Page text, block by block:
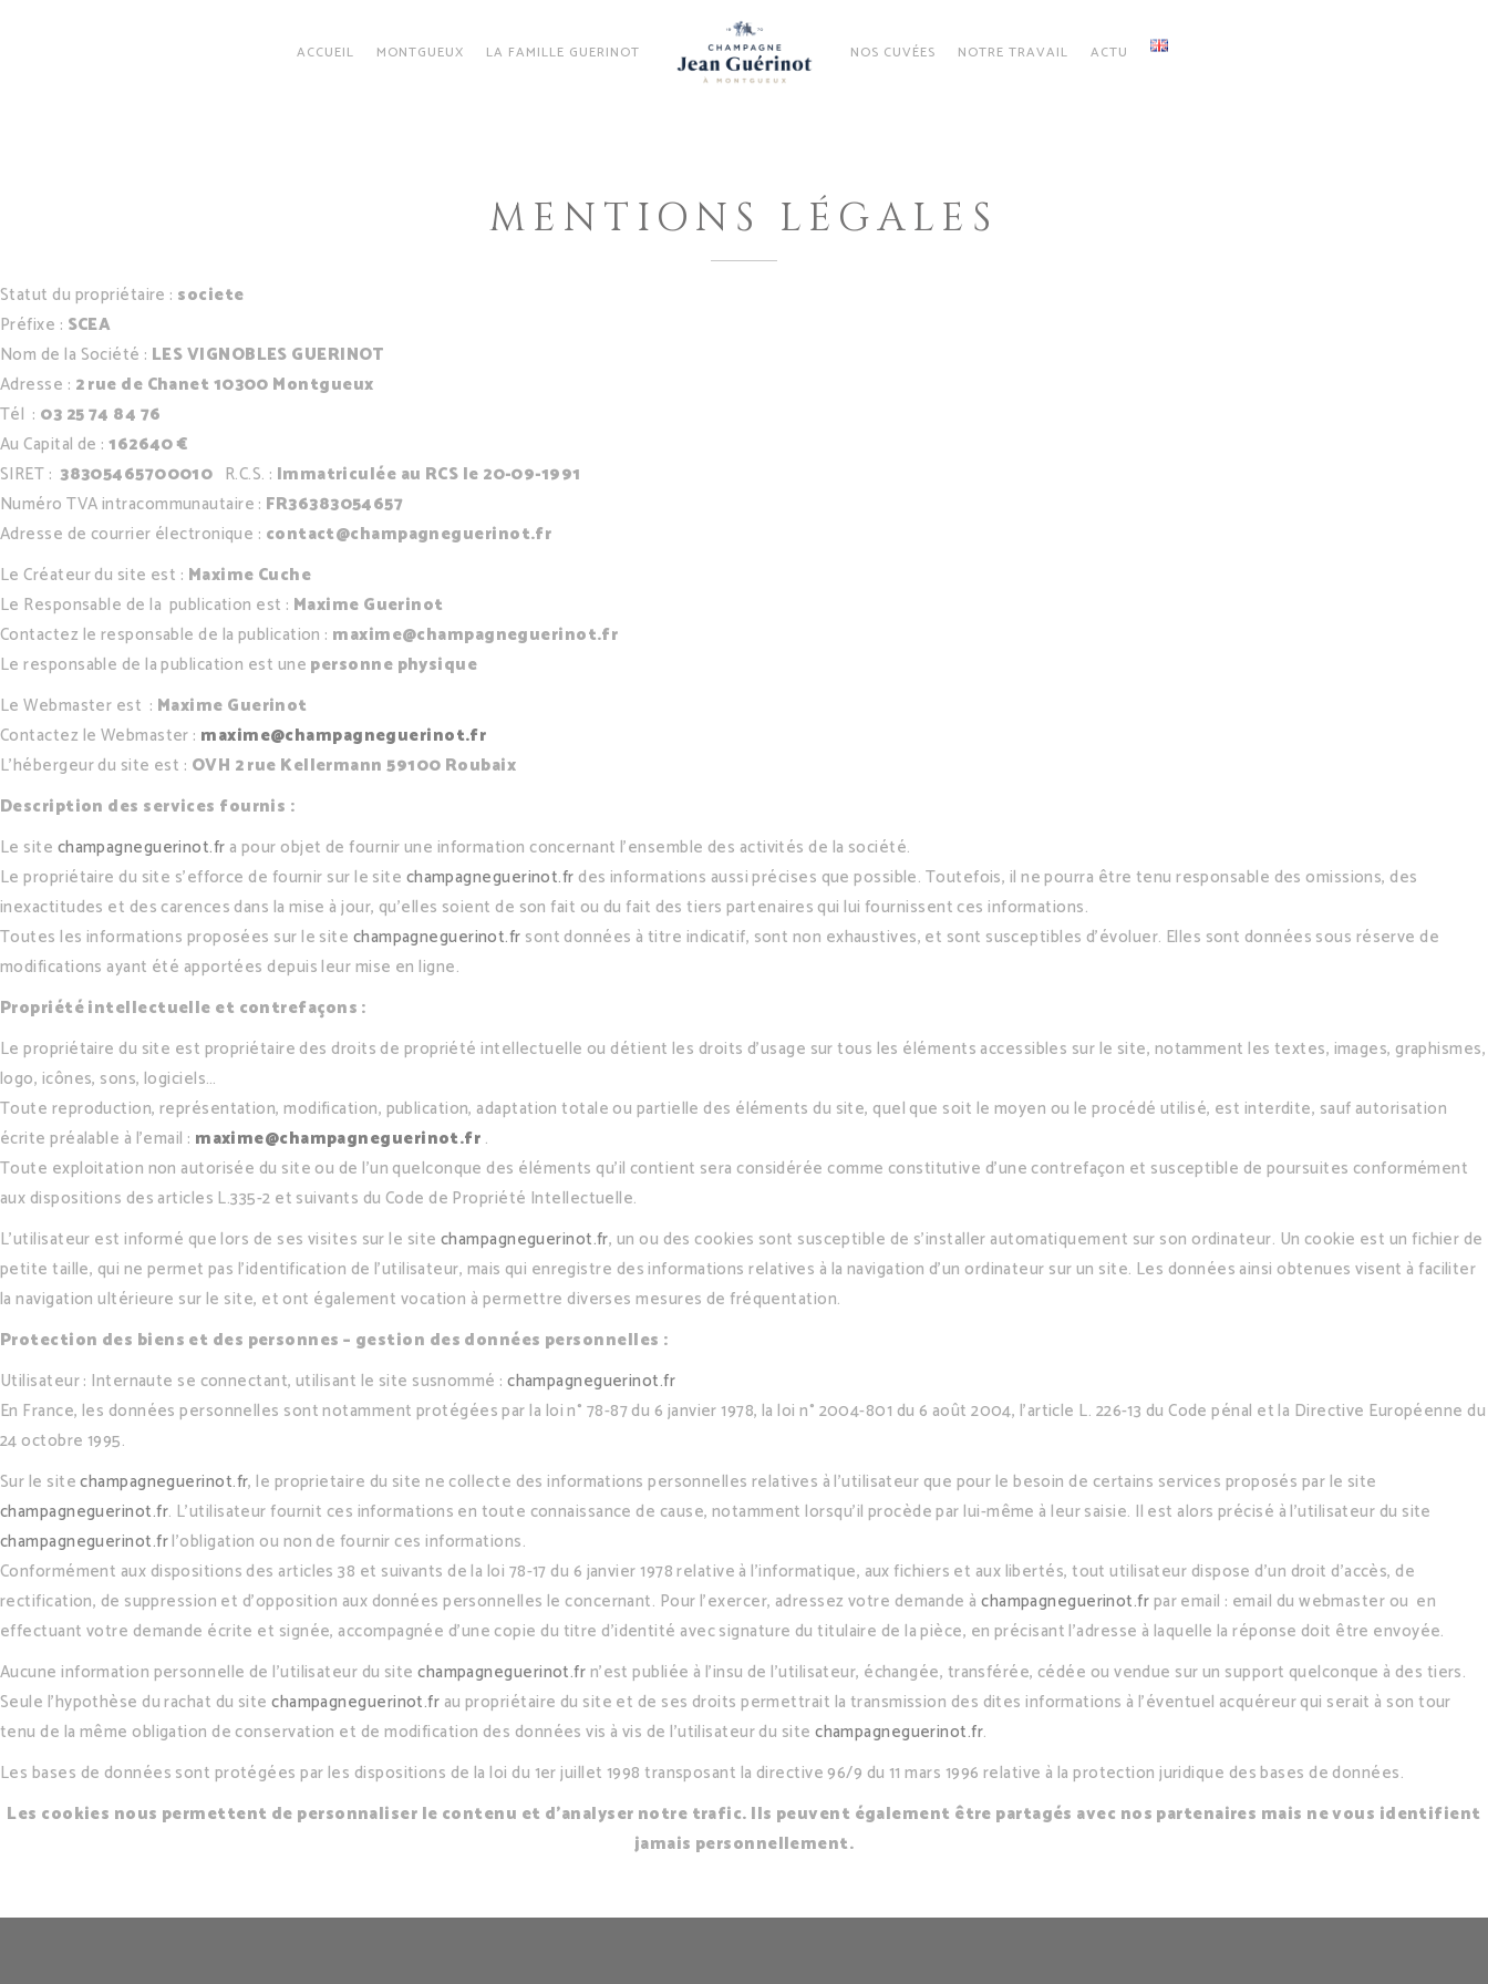
ACCUEIL MONTGUEUX LA FAMILLE GUERINOT NOS CUVÉES NOTRE TRAVAIL ACTU
MENTIONS LÉGALES
Statut du propriétaire : societe
Préfixe : SCEA
Nom de la Société : LES VIGNOBLES GUERINOT
Adresse : 2 rue de Chanet 10300 Montgueux
Tél : 03 25 74 84 76
Au Capital de : 162640 €
SIRET :38305465700010 R.C.S. : Immatriculée au RCS le 20-09-1991
Numéro TVA intracommunautaire : FR36383054657
Adresse de courrier électronique : contact@champagneguerinot.fr
Le Créateur du site est : Maxime Cuche
Le Responsable de la publication est : Maxime Guerinot
Contactez le responsable de la publication : maxime@champagneguerinot.fr
Le responsable de la publication est une personne physique
Le Webmaster est : Maxime Guerinot
Contactez le Webmaster : maxime@champagneguerinot.fr
L’hébergeur du site est : OVH 2 rue Kellermann 59100 Roubaix
Description des services fournis :
Le site champagneguerinot.fra pour objet de fournir une information concernant l’ensemble des activités de la société.
Le propriétaire du site s’efforce de fournir sur le site champagneguerinot.frdes informations aussi précises que possible. Toutefois, il ne pourra être tenu responsable des omissions, des
inexactitudes et des carences dans la mise à jour, qu’elles soient de son fait ou du fait des tiers partenaires qui lui fournissent ces informations.
Toutes les informations proposées sur le site champagneguerinot.fr sont données à titre indicatif, sont non exhaustives, et sont susceptibles d’évoluer. Elles sont données sous réserve de
modifications ayant été apportées depuis leur mise en ligne.
Propriété intellectuelle et contrefaçons :
Le propriétaire du site est propriétaire des droits de propriété intellectuelle ou détient les droits d’usage sur tous les éléments accessibles sur le site, notamment les textes, images, graphismes,
logo, icônes, sons, logiciels…
Toute reproduction, représentation, modification, publication, adaptation totale ou partielle des éléments du site, quel que soit le moyen ou le procédé utilisé, est interdite, sauf autorisation
écrite préalable à l’email : maxime@champagneguerinot.fr .
Toute exploitation non autorisée du site ou de l’un quelconque des éléments qu’il contient sera considérée comme constitutive d’une contrefaçon et susceptible de poursuites conformément
aux dispositions des articles L.335-2 et suivants du Code de Propriété Intellectuelle.
L’utilisateur est informé que lors de ses visites sur le site champagneguerinot.fr, un ou des cookies sont susceptible de s’installer automatiquement sur son ordinateur. Un cookie est un fichier de
petite taille, qui ne permet pas l’identification de l’utilisateur, mais qui enregistre des informations relatives à la navigation d’un ordinateur sur un site. Les données ainsi obtenues visent à faciliter
la navigation ultérieure sur le site, et ont également vocation à permettre diverses mesures de fréquentation.
Protection des biens et des personnes – gestion des données personnelles :
Utilisateur : Internaute se connectant, utilisant le site susnommé :champagneguerinot.fr
En France, les données personnelles sont notamment protégées par la loi n° 78-87 du 6 janvier 1978, la loi n° 2004-801 du 6 août 2004, l’article L. 226-13 du Code pénal et la Directive Européenne du
24 octobre 1995.
Sur le sitechampagneguerinot.fr, le proprietaire du site ne collecte des informations personnelles relatives à l’utilisateur que pour le besoin de certains services proposés par le site
champagneguerinot.fr. L’utilisateur fournit ces informations en toute connaissance de cause, notamment lorsqu’il procède par lui-même à leur saisie. Il est alors précisé à l’utilisateur du site
champagneguerinot.frl’obligation ou non de fournir ces informations.
Conformément aux dispositions des articles 38 et suivants de la loi 78-17 du 6 janvier 1978 relative à l’informatique, aux fichiers et aux libertés, tout utilisateur dispose d’un droit d’accès, de
rectification, de suppression et d’opposition aux données personnelles le concernant. Pour l’exercer, adressez votre demande àchampagneguerinot.frpar email : email du webmaster ou en
effectuant votre demande écrite et signée, accompagnée d’une copie du titre d’identité avec signature du titulaire de la pièce, en précisant l’adresse à laquelle la réponse doit être envoyée.
Aucune information personnelle de l’utilisateur du sitechampagneguerinot.frn’est publiée à l’insu de l’utilisateur, échangée, transférée, cédée ou vendue sur un support quelconque à des tiers.
Seule l’hypothèse du rachat du sitechampagneguerinot.frau propriétaire du site et de ses droits permettrait la transmission des dites informations à l’éventuel acquéreur qui serait à son tour
tenu de la même obligation de conservation et de modification des données vis à vis de l’utilisateur du sitechampagneguerinot.fr.
Les bases de données sont protégées par les dispositions de la loi du 1er juillet 1998 transposant la directive 96/9 du 11 mars 1996 relative à la protection juridique des bases de données.
Les cookies nous permettent de personnaliser le contenu et d’analyser notre trafic. Ils peuvent également être partagés avec nos partenaires mais ne vous identifient
jamais personnellement.